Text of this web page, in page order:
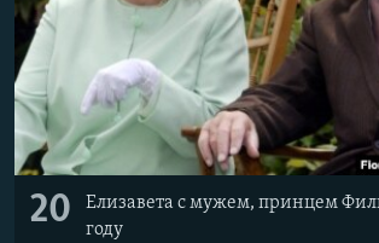
20
Елизавета с мужем, принцем
году